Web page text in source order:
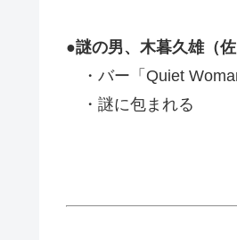
●謎の男、木暮久雄（
・バー「Quiet
・謎に包まれる